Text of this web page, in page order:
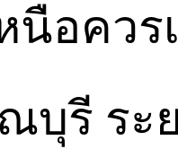
นือควร
บุรี ระ